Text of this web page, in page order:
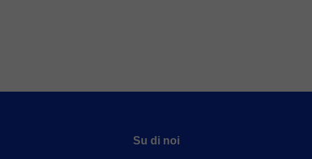
Su di noi